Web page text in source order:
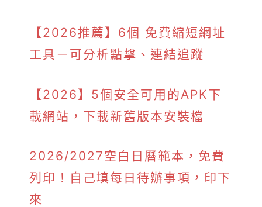
【2026推薦】6個 免費縮短網址
工具－可分析點擊、連結追蹤
【2026】5個安全可用的APK下
載網站，下載新舊版本安裝檔
2026/2027空白日曆範本，免費
列印！自己填每日待辦事項，印下
來